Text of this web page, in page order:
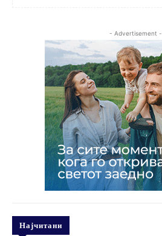
- Advertisement -
Најчитани